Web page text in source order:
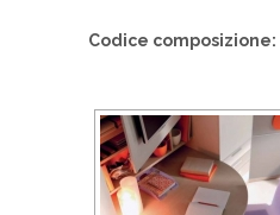
Codice composizione: